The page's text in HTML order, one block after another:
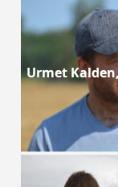
Urmet